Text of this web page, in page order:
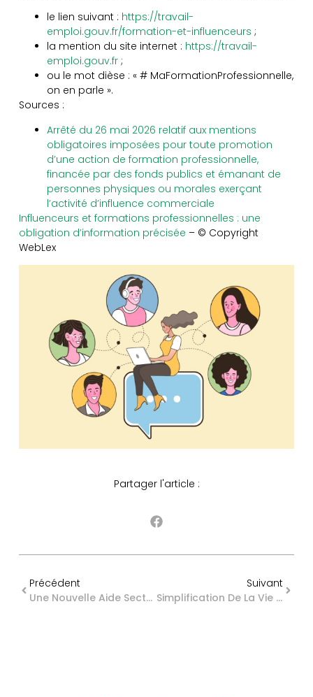
le lien suivant : https://travail-
emploi.gouv.fr/formation-et-influenceurs ;
la mention du site internet : https://travail-
emploi.gouv.fr;
ou le mot dièse : « # MaFormationProfessionnelle,
on en parle ».
Sources :
Arrêté du 26 mai 2026 relatif aux mentions
obligatoires imposées pour toute promotion
d’une action de formation professionnelle,
financée par des fonds publics et émanant de
personnes physiques ou morales exerçant
l’activité d’influence commerciale
Influenceurs et formations professionnelles : une
obligation d’information précisée – © Copyright
WebLex
Partager l'article :
Précédent
Une Nouvelle Aide Sectorielle Pour Le Secteur De La Pêche
Suivant
Simplification De La Vie Économique : Les Nouveautés Pour Les Baux Commerciaux